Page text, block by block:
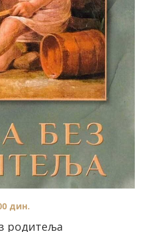
родитеља
дин.